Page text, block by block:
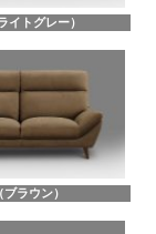
イトグレー）
ブラウン）